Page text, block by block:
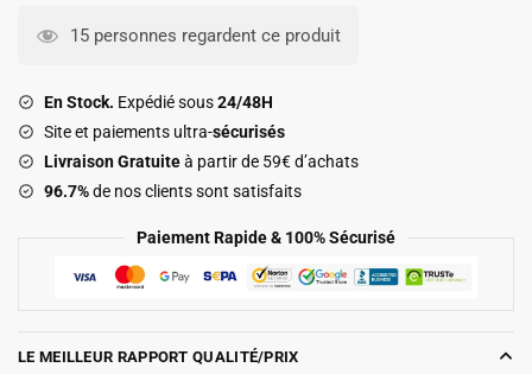
Bresil
Exterieur
2026
2027
Endrick
15 personnes regardent ce produit
En Stock. Expédié sous24/48H
Site et paiements ultra-sécurisés
Livraison Gratuiteà partir de 59€ d’achats
96.7%de nos clients sont satisfaits
Paiement Rapide & 100% Sécurisé
LE MEILLEUR RAPPORT QUALITÉ/PRIX